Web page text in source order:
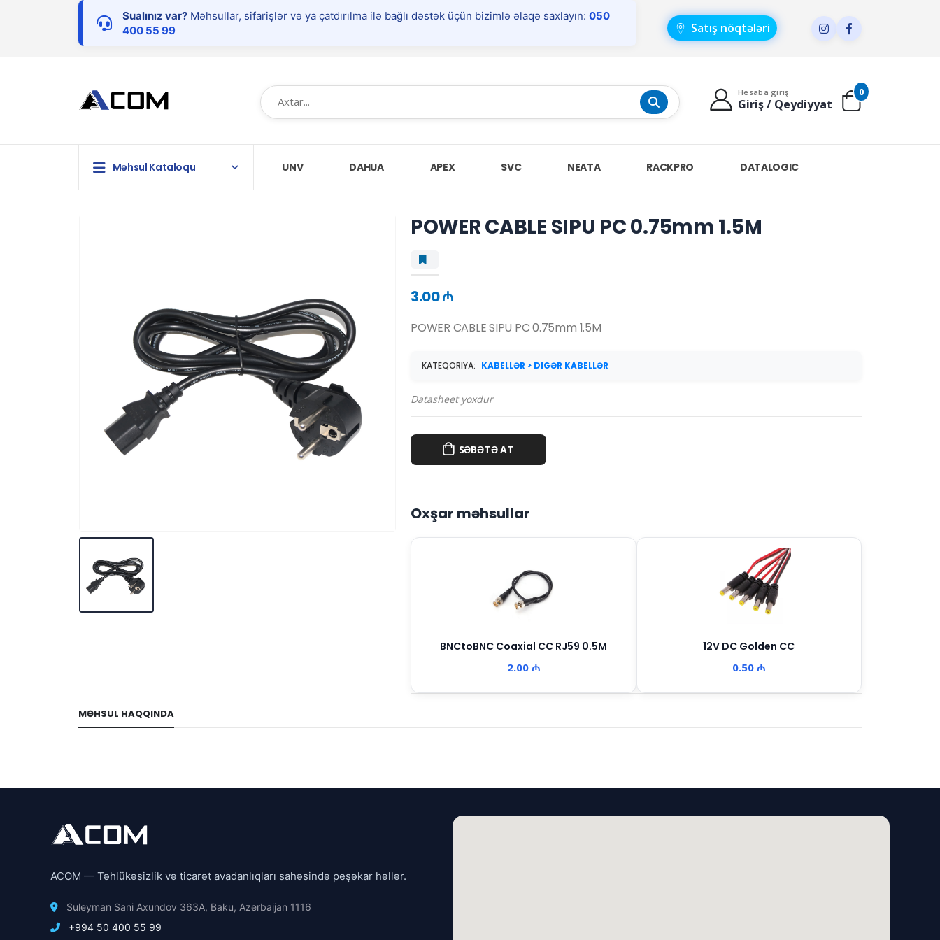
Sualınız var? Məhsullar, sifarişlər və ya çatdırılma ilə bağlı dəstək üçün bizimlə əlaqə saxlayın: 050
400 55 99
Satış nöqtələri
Hesaba giriş
Giriş / Qeydiyyat
0
Məhsul Kataloqu UNV DAHUA APEX SVC NEATA RACKPRO DATALOGIC
POWER CABLE SIPU PC 0.75mm 1.5M
3.00 ₼
POWER CABLE SIPU PC 0.75mm 1.5M
KATEQORIYA: KABELLƏR > DIGƏR KABELLƏR
Datasheet yoxdur
SƏBƏTƏ AT
Oxşar məhsullar
BNCtoBNC Coaxial CC RJ59 0.5M
2.00 ₼
12V DC Golden CC
0.50 ₼
MƏHSUL HAQQINDA
ACOM — Təhlükəsizlik və ticarət avadanlıqları sahəsində peşəkar həllər.
Suleyman Sani Axundov 363A, Baku, Azerbaijan 1116
+994 50 400 55 99